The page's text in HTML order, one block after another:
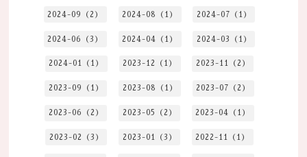
2024-09（2） 2024-08（1） 2024-07（1）
2024-06（3） 2024-04（1） 2024-03（1）
2024-01（1） 2023-12（1） 2023-11（2）
2023-09（1） 2023-08（1） 2023-07（2）
2023-06（2） 2023-05（2） 2023-04（1）
2023-02（3） 2023-01（3） 2022-11（1）